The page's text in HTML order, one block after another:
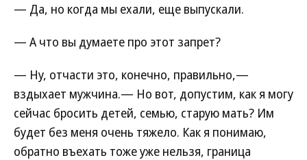
— Да, но когда мы ехали, еще выпускали.
— А что вы думаете про этот запрет?
— Ну, отчасти это, конечно, правильно,—
вздыхает мужчина.— Но вот, допустим, как я могу
сейчас бросить детей, семью, старую мать? Им
будет без меня очень тяжело. Как я понимаю,
обратно въехать тоже уже нельзя, граница